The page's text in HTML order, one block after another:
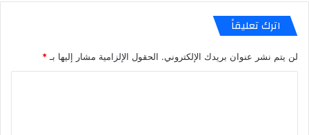
اترك تعليقاً
لن يتم نشر عنوان بريدك الإلكتروني. الحقول الإلزامية مشار إليها بـ *